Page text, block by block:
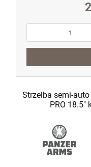
Strzelba semi-
PRO 18.5"